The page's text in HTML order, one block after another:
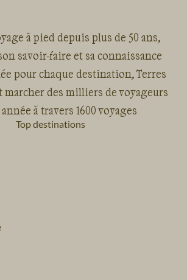
à pied depuis plus de 50 ans,
savoir-faire et sa connaissance
pour chaque destination, Terres
marcher des milliers de voyageurs
à travers 1600 voyages
Top destinations